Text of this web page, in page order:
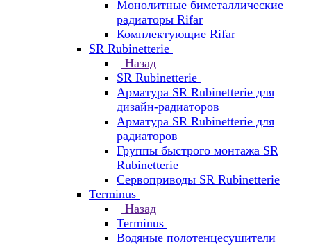
Монолитные биметаллические
радиаторы Rifar
Комплектующие Rifar
SR Rubinetterie
Назад
SR Rubinetterie
Арматура SR Rubinetterie для
дизайн-радиаторов
Арматура SR Rubinetterie для
радиаторов
Группы быстрого монтажа SR
Rubinetterie
Сервоприводы SR Rubinetterie
Terminus
Назад
Terminus
Водяные полотенцесушители